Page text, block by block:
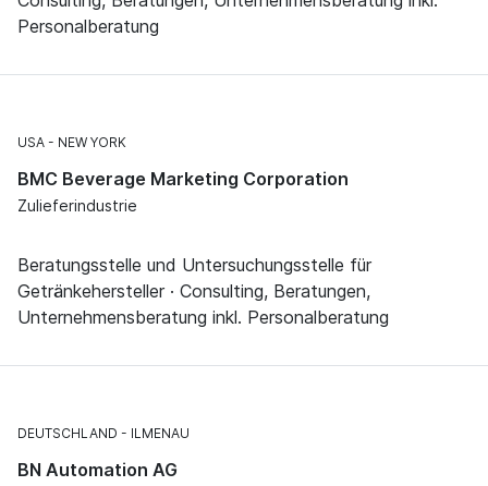
Personalberatung
USA NEW YORK
BMC Beverage Marketing Corporation
Zulieferindustrie
Beratungsstelle und Untersuchungsstelle für
Getränkehersteller · Consulting, Beratungen,
Unternehmensberatung inkl. Personalberatung
DEUTSCHLAND ILMENAU
BN Automation AG